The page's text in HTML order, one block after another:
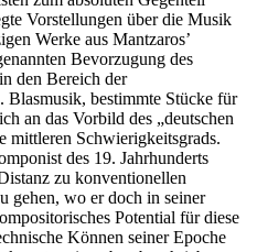
Vorstellungen über die Musik
Werke aus Mantzaros’
Bevorzugung des
den Bereich der
bestimmte Stücke für
an das Vorbild des „deutschen
mittleren Schwierigkeitsgrads.
des 19. Jahrhunderts
zu konventionellen
gehen, wo er doch in seiner
Potential für diese
Können seiner Epoche